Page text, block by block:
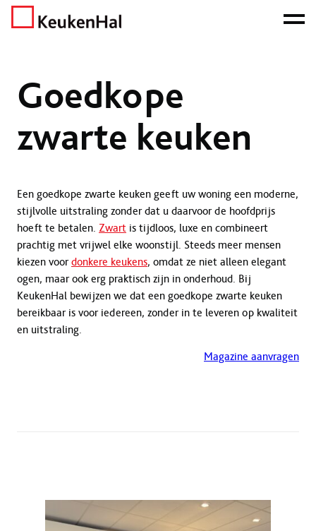
Home Goedkope keukens
Goedkope
zwarte keuken
Een goedkope zwarte keuken geeft uw woning een moderne,
stijlvolle uitstraling zonder dat u daarvoor de hoofdprijs
hoeft te betalen. Zwart is tijdloos, luxe en combineert
prachtig met vrijwel elke woonstijl. Steeds meer mensen
kiezen voordonkere keukens, omdat ze niet alleen elegant
ogen, maar ook erg praktisch zijn in onderhoud. Bij
KeukenHal bewijzen we dat een goedkope zwarte keuken
bereikbaar is voor iedereen, zonder in te leveren op kwaliteit
en uitstraling.
Magazine aanvragen